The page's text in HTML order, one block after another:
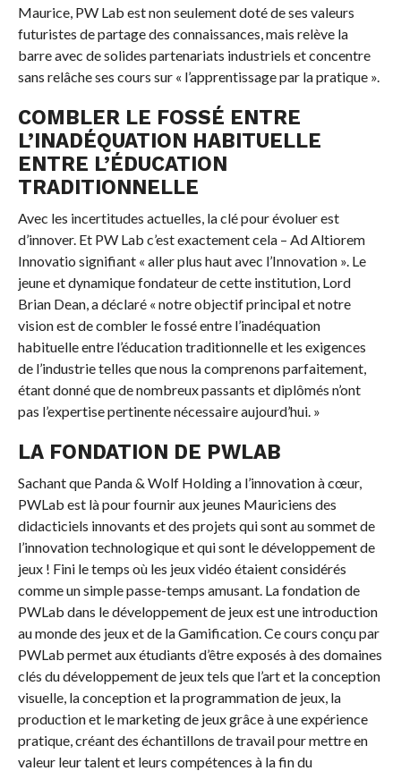
Maurice, PW Lab est non seulement doté de ses valeurs
futuristes de partage des connaissances, mais relève la
barre avec de solides partenariats industriels et concentre
sans relâche ses cours sur « l’apprentissage par la pratique ».
COMBLER LE FOSSÉ ENTRE
L’INADÉQUATION HABITUELLE
ENTRE L’ÉDUCATION
TRADITIONNELLE
Avec les incertitudes actuelles, la clé pour évoluer est
d’innover. Et PW Lab c’est exactement cela – Ad Altiorem
Innovatio signifiant « aller plus haut avec l’Innovation ». Le
jeune et dynamique fondateur de cette institution, Lord
Brian Dean, a déclaré « notre objectif principal et notre
vision est de combler le fossé entre l’inadéquation
habituelle entre l’éducation traditionnelle et les exigences
de l’industrie telles que nous la comprenons parfaitement,
étant donné que de nombreux passants et diplômés n’ont
pas l’expertise pertinente nécessaire aujourd’hui. »
LA FONDATION DE PWLAB
Sachant que Panda & Wolf Holding a l’innovation à cœur,
PWLab est là pour fournir aux jeunes Mauriciens des
didacticiels innovants et des projets qui sont au sommet de
l’innovation technologique et qui sont le développement de
jeux ! Fini le temps où les jeux vidéo étaient considérés
comme un simple passe-temps amusant. La fondation de
PWLab dans le développement de jeux est une introduction
au monde des jeux et de la Gamification. Ce cours conçu par
PWLab permet aux étudiants d’être exposés à des domaines
clés du développement de jeux tels que l’art et la conception
visuelle, la conception et la programmation de jeux, la
production et le marketing de jeux grâce à une expérience
pratique, créant des échantillons de travail pour mettre en
valeur leur talent et leurs compétences à la fin du